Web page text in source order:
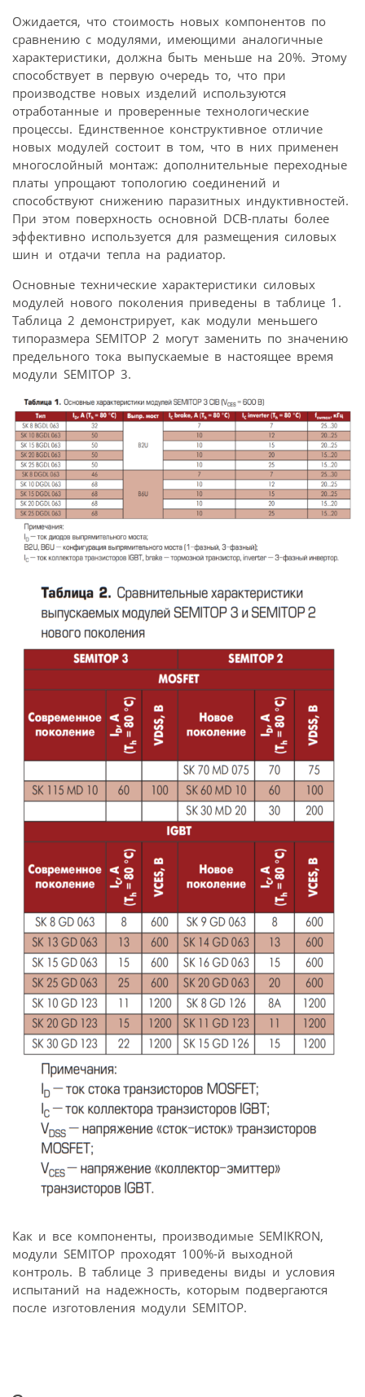
Ожидается, что стоимость новых компонентов по
сравнению с модулями, имеющими аналогичные
характеристики, должна быть меньше на 20%. Этому
способствует в первую очередь то, что при
производстве новых изделий используются
отработанные и проверенные технологические
процессы. Единственное конструктивное отличие
новых модулей состоит в том, что в них применен
многослойный монтаж: дополнительные переходные
платы упрощают топологию соединений и
способствуют снижению паразитных индуктивностей.
При этом поверхность основной DCB-платы более
эффективно используется для размещения силовых
шин и отдачи тепла на радиатор.
Основные технические характеристики силовых
модулей нового поколения приведены в таблице 1.
Таблица 2 демонстрирует, как модули меньшего
типоразмера SEMITOP 2 могут заменить по значению
предельного тока выпускаемые в настоящее время
модули SEMITOP 3.
Как и все компоненты, производимые SEMIKRON,
модули SEMITOP проходят 100%-й выходной
контроль. В таблице 3 приведены виды и условия
испытаний на надежность, которым подвергаются
после изготовления модули SEMITOP.